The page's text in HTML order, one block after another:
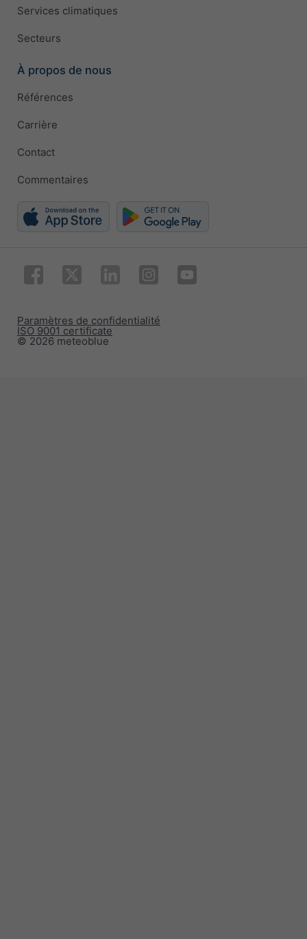
Services climatiques
Secteurs
À propos de nous
Références
Carrière
Contact
Commentaires
© 2026 meteoblue
ISO 9001 certificate
Paramètres de confidentialité